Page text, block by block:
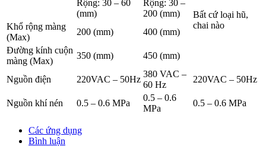
Bất cứ loại hũ,
chai nào
Rộng: 30 – 60
(mm)
Rộng: 30 –
200 (mm)
Khổ rộng màng
(Max)
200 (mm)
400 (mm)
Đường kính cuộn
màng (Max)
350 (mm) 450 (mm)
Nguồn điện 220VAC – 50Hz
380 VAC –
60 Hz
220VAC – 50Hz
Nguồn khí nén 0.5 – 0.6 MPa
0.5 – 0.6
MPa
0.5 – 0.6 MPa
Các ứng dụng
Bình luận